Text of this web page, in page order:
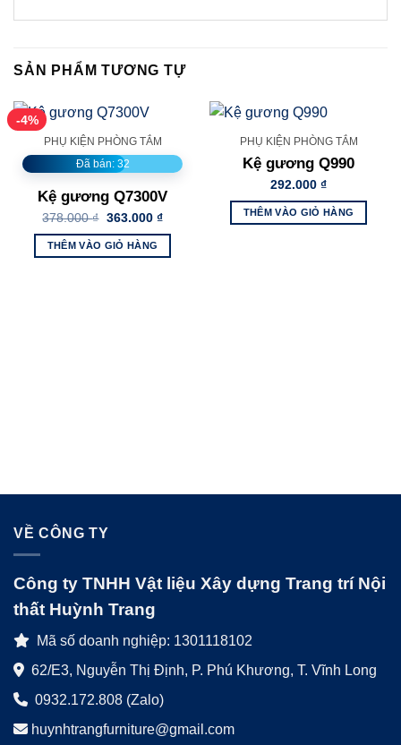
SẢN PHẨM TƯƠNG TỰ
-4%
PHỤ KIỆN PHÒNG TẮM
Đã bán: 32
Kệ gương Q7300V
378.000₫ Giá
là:
378.000 ₫.
363.000 ₫Giá
tại
THÊM VÀO GIỎ HÀNG
PHỤ KIỆN PHÒNG TẮM
Kệ gương Q990
292.000 ₫
THÊM VÀO GIỎ HÀNG
VỀ CÔNG TY
Công ty TNHH Vật liệu Xây dựng Trang trí Nội
thất Huỳnh Trang
Mã số doanh nghiệp: 1301118102
62/E3, Nguyễn Thị Định, P. Phú Khương, T. Vĩnh Long
0932.172.808 (Zalo)
huynhtrangfurniture@gmail.com